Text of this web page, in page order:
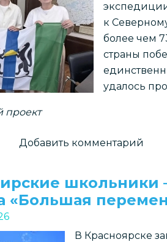
возможность
прикоснуться
древней
истории
экспедиции
к
более чем
страны
удалось
проект
установит
флаг
региона
Добавить комментарий
школьники
«Большая
В Красноярске